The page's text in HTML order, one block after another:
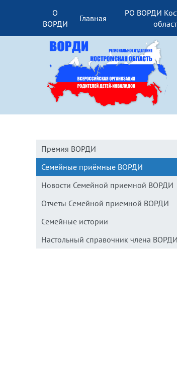
О
ВОРДИ
Главная
РО ВОРДИ
Премия ВОРДИ
Семейные приёмные ВОРДИ
Новости Семейной приемной ВОРДИ
Отчеты Семейной приемной ВОРДИ
Семейные истории
Настольный справочник члена ВОРДИ